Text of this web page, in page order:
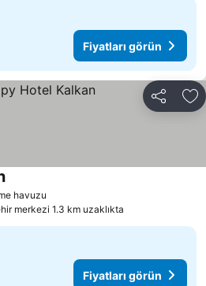
Fiyatları görün
Paylaş
havuzu
Fiyatları görün
merkezi 1.3 km uzaklıkta
Fiyatları görün